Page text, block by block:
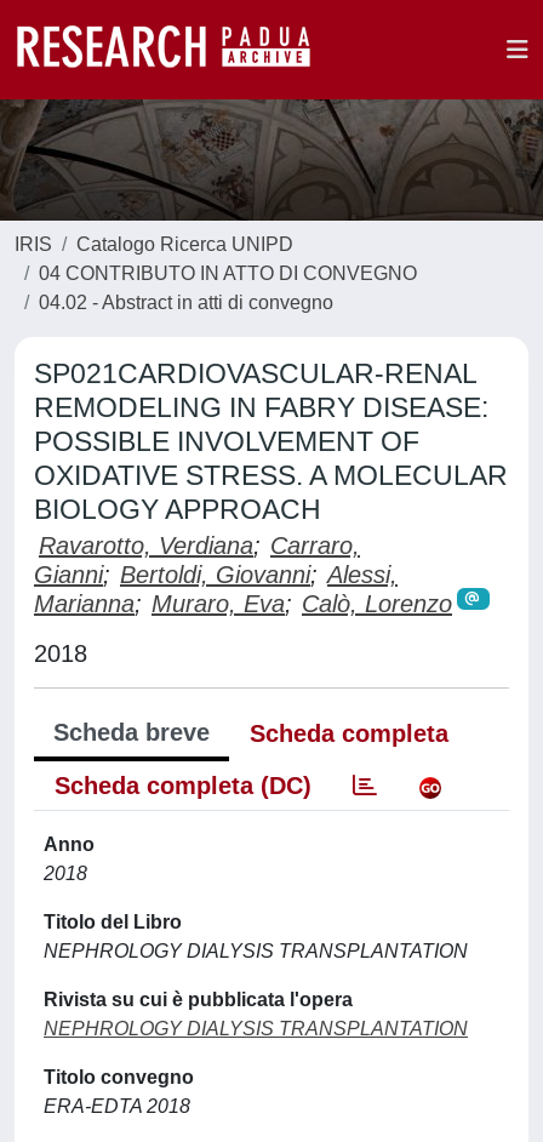
IRIS
Catalogo Ricerca UNIPD
04 CONTRIBUTO IN ATTO DI CONVEGNO
04.02 - Abstract in atti di convegno
SP021CARDIOVASCULAR-RENAL
REMODELING IN FABRY DISEASE:
POSSIBLE INVOLVEMENT OF
OXIDATIVE STRESS. A MOLECULAR
BIOLOGY APPROACH
Ravarotto, Verdiana; Carraro,
Gianni; Bertoldi, Giovanni; Alessi,
Marianna; Muraro, Eva; Calò, Lorenzo
2018
Scheda breve
Scheda completa
Scheda completa (DC)
Anno
2018
Titolo del Libro
NEPHROLOGY DIALYSIS TRANSPLANTATION
Rivista su cui è pubblicata l'opera
NEPHROLOGY DIALYSIS TRANSPLANTATION
Titolo convegno
ERA-EDTA 2018